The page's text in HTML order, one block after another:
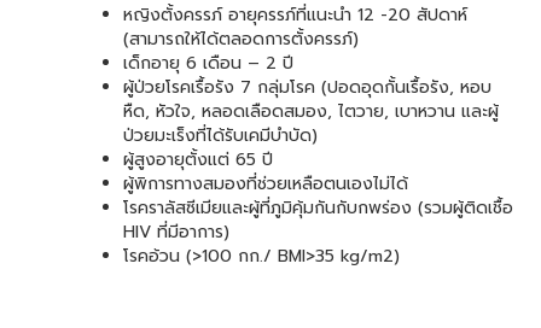
หญิงตั้งครรภ์ อายุครรภ์ที่แนะนำ 12 -20 สัปดาห์
(สามารถให้ได้ตลอดการตั้งครรภ์)
เด็กอายุ 6 เดือน – 2 ปี
ผู้ป่วยโรคเรื้อรัง 7 กลุ่มโรค (ปอดอุดกั้นเรื้อรัง, หอบ
หืด, หัวใจ, หลอดเลือดสมอง, ไตวาย, เบาหวาน และผู้
ป่วยมะเร็งที่ได้รับเคมีบำบัด)
ผู้สูงอายุตั้งแต่ 65 ปี
ผู้พิการทางสมองที่ช่วยเหลือตนเองไม่ได้
โรคราลัสซีเมียและผู้ที่ภูมิคุ้มกันกับกพร่อง (รวมผู้ติดเชื้อ
HIV ที่มีอาการ)
โรคอ้วน (>100 กก./ BMI>35 kg/m2)